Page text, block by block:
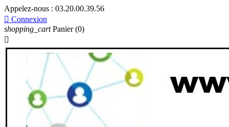
Appelez-nous : 03.20.00.39.56
 Connexion
shopping_cart Panier (0)
